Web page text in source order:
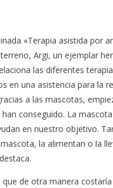
«Terapia asistida por
Argi, un ejemplar
las diferentes
en una asistencia para la
a las mascotas,
conseguido. La
en nuestro objetivo.
la alimentan o la
de otra manera